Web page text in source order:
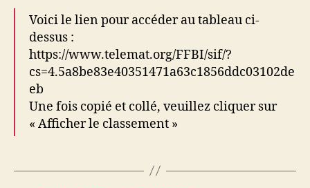
Voici le lien pour accéder au tableau ci-
dessus :
https://www.telemat.org/FFBI/sif/?
cs=4.5a8be83e40351471a63c1856ddc03102de
eb
Une fois copié et collé, veuillez cliquer sur
« Afficher le classement »